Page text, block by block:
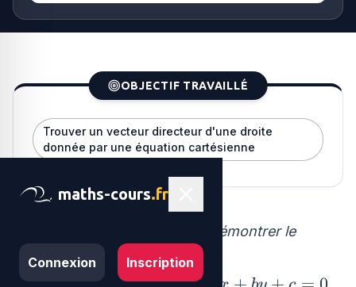
maths-cours.fr
Connexion Inscription
OBJECTIF TRAVAILLÉ
Trouver un vecteur directeur d'une droite
donnée par une équation cartésienne
Le but de cet exercice est de démontrer le
résultat suivant :
d ax+by+c=0